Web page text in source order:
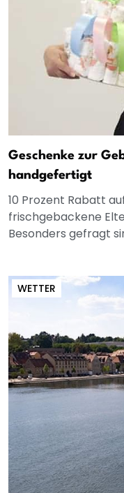
Geschenke zur
handgefertigt
10 Prozent Rabatt
frischgebackene
Besonders gefragt
WETTER